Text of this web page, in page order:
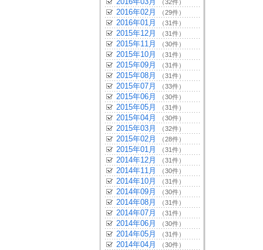
（32件）
2016年02月 （29件）
2016年01月 （31件）
2015年12月 （31件）
2015年11月 （30件）
2015年10月 （31件）
2015年09月 （31件）
2015年08月 （31件）
2015年07月 （33件）
2015年06月 （30件）
2015年05月 （31件）
2015年04月 （30件）
2015年03月 （32件）
2015年02月 （28件）
2015年01月 （31件）
2014年12月 （31件）
2014年11月 （30件）
2014年10月 （31件）
2014年09月 （30件）
2014年08月 （31件）
2014年07月 （31件）
2014年06月 （30件）
2014年05月 （31件）
2014年04月 （30件）